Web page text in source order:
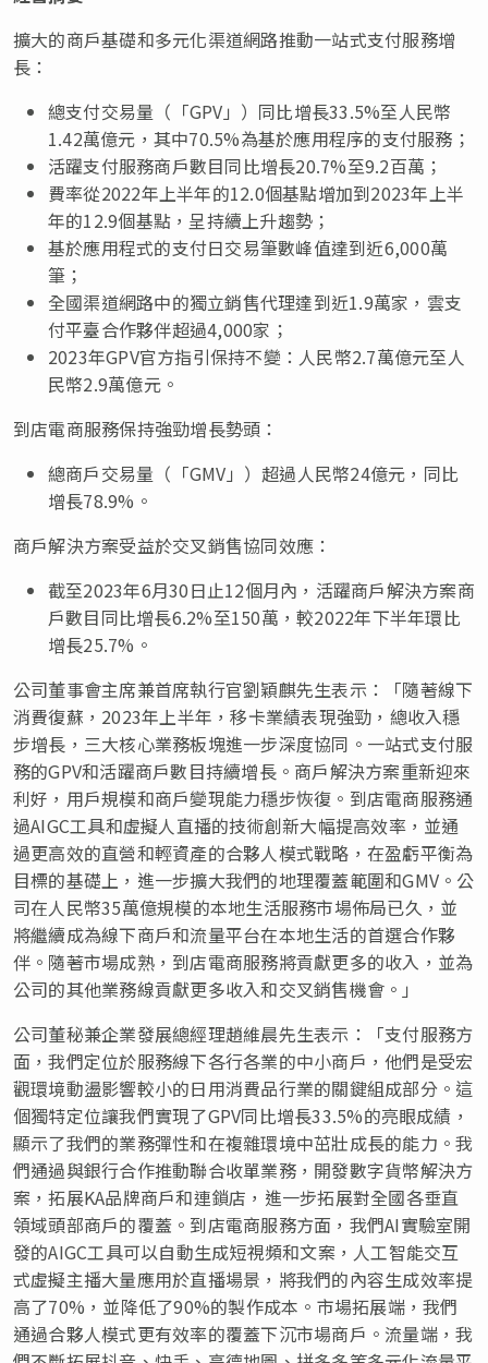
擴大的商戶基礎和多元化渠道網路推動一站式支付服務增
長：
總支付交易量（「GPV 」）同比增長33.5%至人民幣
1.42萬億元，其中70.5%為基於應用程序的支付服務；
活躍支付服務商戶數目同比增長20.7%至9.2百萬；
費率從2022年上半年的12.0個基點增加到2023年上半
年的12.9個基點，呈持續上升趨勢；
基於應用程式的支付日交易筆數峰值達到近6,000萬
筆；
全國渠道網路中的獨立銷售代理達到近1.9萬家，雲支
付平臺合作夥伴超過4,000家；
2023年GPV官方指引保持不變：人民幣2.7萬億元至人
民幣2.9萬億元。
到店電商服務保持強勁增長勢頭：
總商戶交易量（「GMV 」）超過人民幣24億元，同比
增長78.9% 。
商戶解決方案受益於交叉銷售協同效應：
截至2023年6月30日止12個月內，活躍商戶解決方案商
戶數目同比增長6.2%至150萬 ，較2022年下半年環比
增長25.7% 。
公司董事會主席兼首席執行官劉穎麒先生表示：「隨著線下
消費復蘇， 2023年上半年，移卡業績表現強勁，總收入穩
步增長，三大核心業務板塊進一步深度協同。一站式支付服
務的GPV和活躍商戶數目持續增長。商戶解決方案重新迎來
利好，用戶規模和商戶變現能力穩步恢復。到店電商服務通
過AIGC工具和虛擬人直播的技術創新大幅提高效率，並通
過更高效的直營和輕資產的合夥人模式戰略，在盈虧平衡為
目標的基礎上，進一步擴大我們的地理覆蓋範圍和GMV 。公
司在人民幣35萬億規模的本地生活服務市場佈局已久，並
將繼續成為線下商戶和流量平台在本地生活的首選合作夥
伴。隨著市場成熟，到店電商服務將貢獻更多的收入，並為
公司的其他業務線貢獻更多收入和交叉銷售機會。」
公司董秘兼企業發展總經理趙維晨先生表示：「支付服務方
面，我們定位於服務線下各行各業的中小商戶，他們是受宏
觀環境動盪影響較小的日用消費品行業的關鍵組成部分。這
個獨特定位讓我們實現了GPV同比增長33.5%的亮眼成績，
顯示了我們的業務彈性和在複雜環境中茁壯成長的能力。我
們通過與銀行合作推動聯合收單業務，開發數字貨幣解決方
案，拓展KA品牌商戶和連鎖店，進一步拓展對全國各垂直
領域頭部商戶的覆蓋。到店電商服務方面，我們AI實驗室開
發的AIGC工具可以自動生成短視頻和文案，人工智能交互
式虛擬主播大量應用於直播場景，將我們的內容生成效率提
高了70%，並降低了90%的製作成本。市場拓展端，我們
通過合夥人模式更有效率的覆蓋下沉市場商戶。流量端，我